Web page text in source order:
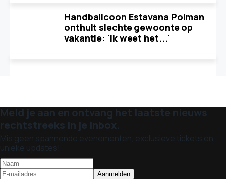
Handbalicoon Estavana Polman
onthult slechte gewoonte op
vakantie: 'Ik weet het...'
Meld je aan en ontvang het laatste nieuws
rechtstreeks in je inbox.
Mis geen spannende evenementen, exclusieve tickets en
unieke updates!